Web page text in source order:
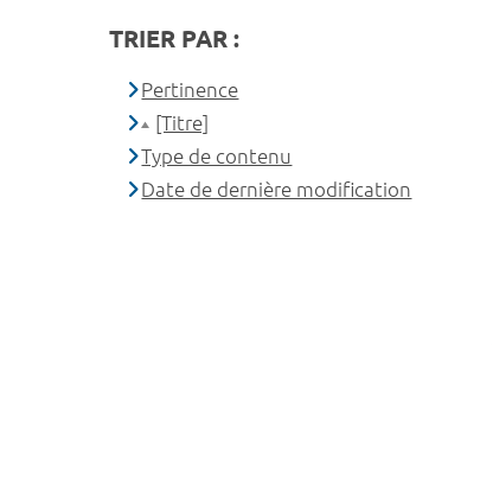
TRIER PAR :
Pertinence
[Titre]
Type de contenu
Date de dernière modification